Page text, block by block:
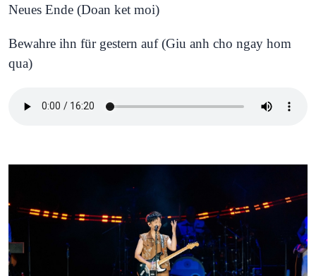
Neues Ende (Doan ket moi)
Bewahre ihn für gestern auf (Giu anh cho ngay hom
qua)